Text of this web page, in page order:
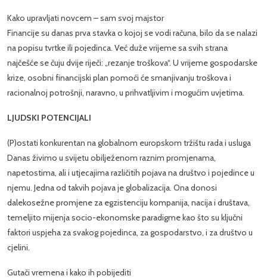
Kako upravljati novcem – sam svoj majstor
Financije su danas prva stavka o kojoj se vodi računa, bilo da se nalazi
na popisu tvrtke ili pojedinca. Već duže vrijeme sa svih strana
najčešće se čuju dvije riječi: „rezanje troškova“. U vrijeme gospodarske
krize, osobni financijski plan pomoći će smanjivanju troškova i
racionalnoj potrošnji, naravno, u prihvatljivim i mogućim uvjetima.
LJUDSKI POTENCIJALI
(P)ostati konkurentan na globalnom europskom tržištu rada i usluga
Danas živimo u svijetu obilježenom raznim promjenama,
napetostima, ali i utjecajima različitih pojava na društvo i pojedince u
njemu. Jedna od takvih pojava je globalizacija. Ona donosi
dalekosežne promjene za egzistenciju kompanija, nacija i društava,
temeljito mijenja socio-ekonomske paradigme kao što su ključni
faktori uspjeha za svakog pojedinca, za gospodarstvo, i za društvo u
cjelini.
Gutači vremena i kako ih pobijediti